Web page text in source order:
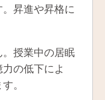
昇進や昇格に
授業中の居眠
の低下によ
。